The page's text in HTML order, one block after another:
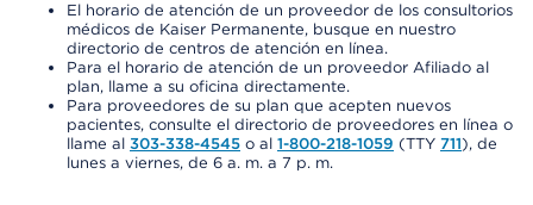
El horario de atención de un proveedor de los consultorios
médicos de Kaiser Permanente, busque en nuestro
directorio de centros de atención en línea.
Para el horario de atención de un proveedor Afiliado al
plan, llame a su oficina directamente.
Para proveedores de su plan que acepten nuevos
pacientes, consulte el directorio de proveedores en línea o
llame al 303-338-4545 o al 1-800-218-1059 (TTY 711), de
lunes a viernes, de 6 a. m. a 7 p. m.